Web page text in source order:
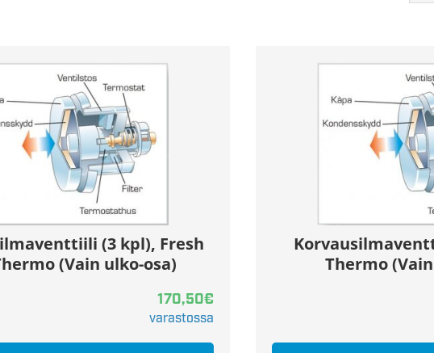
(3 kpl), Fresh
(Vain ulko-osa)
170,50€
varastossa
Thermo